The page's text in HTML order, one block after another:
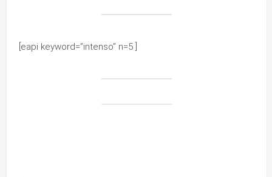
[eapi keyword=”intenso” n=5 ]